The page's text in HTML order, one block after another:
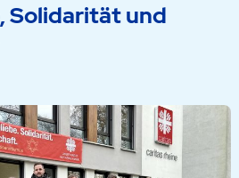
Solidarität und